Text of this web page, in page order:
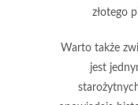
złotego
Warto także
jest